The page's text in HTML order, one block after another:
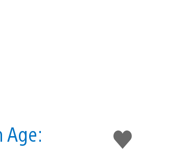
Me
gusta
Age: